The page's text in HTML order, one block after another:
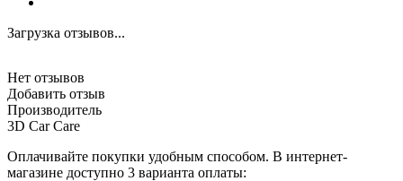
Загрузка отзывов...
Нет отзывов
Добавить отзыв
Производитель
3D Car Care
Оплачивайте покупки удобным способом. В интернет-
магазине доступно 3 варианта оплаты: